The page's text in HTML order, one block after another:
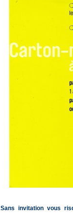
Sans invitation vous